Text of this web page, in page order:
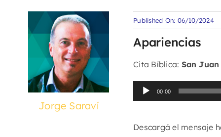
Jorge Saraví
Published On: 06/10/2024
Apariencias
Cita Bíblica: San
Reproductor
de
00:00
Descargá el mensaje